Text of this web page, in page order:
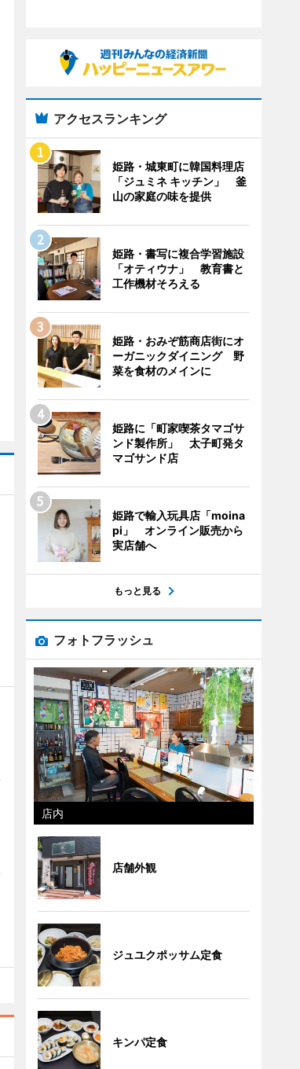
アクセスランキング
姫路・城東町に韓国料理店
「ジュミネ キッチン」 釜
山の家庭の味を提供
姫路・書写に複合学習施設
「オティウナ」 教育書と
工作機材そろえる
姫路・おみぞ筋商店街にオ
ーガニックダイニング 野
菜を食材のメインに
姫路に「町家喫茶タマゴサ
ンド製作所」 太子町発タ
マゴサンド店
姫路で輸入玩具店「moina
pi」 オンライン販売から
実店舗へ
もっと見る
フォトフラッシュ
店内
店舗外観
ジュユクポッサム定食
キンパ定食